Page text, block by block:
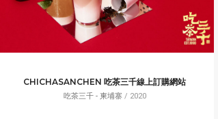
CHICHASANCHEN 吃茶三千線上訂購網站
吃茶三千 - 柬埔寨/ 2020